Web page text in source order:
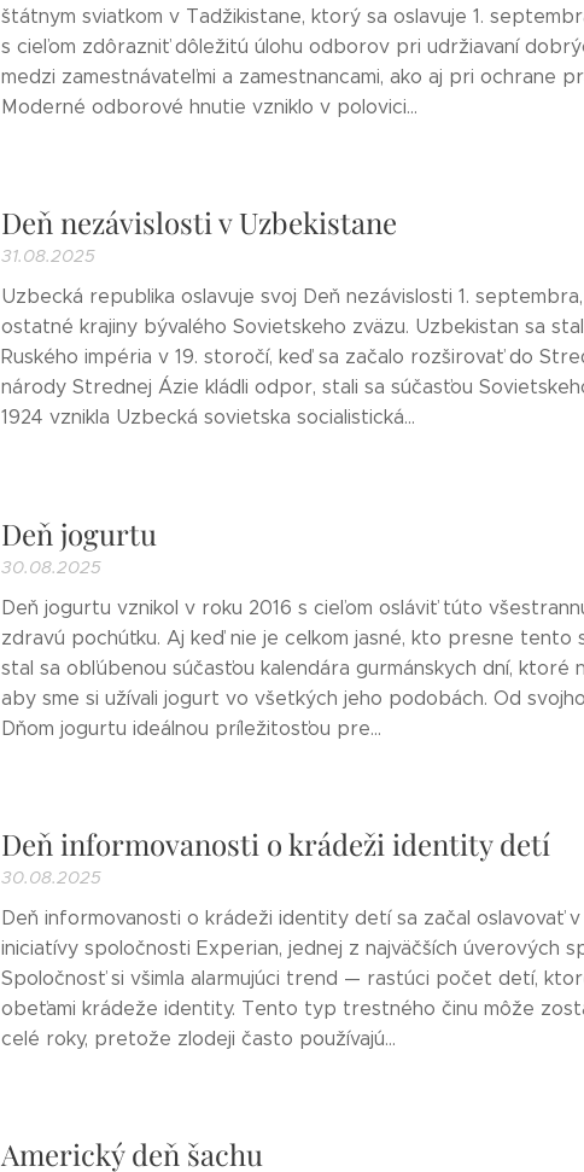
štátnym sviatkom v Tadžikistane, ktorý sa oslavuje 1.
s cieľom zdôrazniť dôležitú úlohu odborov pri udržiavaní
medzi zamestnávateľmi a zamestnancami, ako aj pri ochrane
Moderné odborové hnutie vzniklo v polovici...
Deň nezávislosti v Uzbekistane
31.08.2025
Uzbecká republika oslavuje svoj Deň nezávislosti 1.
ostatné krajiny bývalého Sovietskeho zväzu. Uzbekistan sa
Ruského impéria v 19. storočí, keď sa začalo rozširovať do
národy Strednej Ázie kládli odpor, stali sa súčasťou
1924 vznikla Uzbecká sovietska socialistická...
Deň jogurtu
30.08.2025
Deň jogurtu vznikol v roku 2016 s cieľom osláviť túto
zdravú pochúťku. Aj keď nie je celkom jasné, kto presne tento
stal sa obľúbenou súčasťou kalendára gurmánskych dní, ktoré
aby sme si užívali jogurt vo všetkých jeho podobách. Od
Dňom jogurtu ideálnou príležitosťou pre...
Deň informovanosti o krádeži identity detí
30.08.2025
Deň informovanosti o krádeži identity detí sa začal oslavovať v
iniciatívy spoločnosti Experian, jednej z najväčších úverových
Spoločnosť si všimla alarmujúci trend — rastúci počet detí,
obeťami krádeže identity. Tento typ trestného činu môže
celé roky, pretože zlodeji často používajú...
Americký deň šachu